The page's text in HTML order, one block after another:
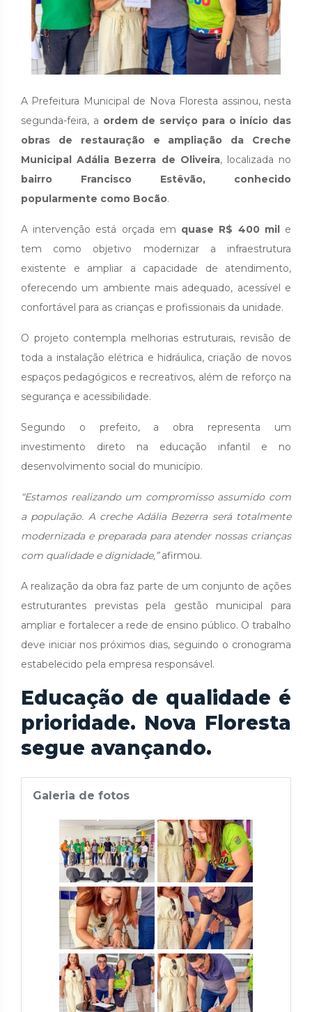
A Prefeitura Municipal de Nova Floresta assinou, nesta
segunda-feira, a ordem de serviço para o início das
obras de restauração e ampliação da Creche
Municipal Adália Bezerra de Oliveira, localizada no
bairro Francisco Estêvão, conhecido
popularmente como Bocão.
A intervenção está orçada em quase R$ 400 mile
tem como objetivo modernizar a infraestrutura
existente e ampliar a capacidade de atendimento,
oferecendo um ambiente mais adequado, acessível e
confortável para as crianças e profissionais da unidade.
O projeto contempla melhorias estruturais, revisão de
toda a instalação elétrica e hidráulica, criação de novos
espaços pedagógicos e recreativos, além de reforço na
segurança e acessibilidade.
Segundo o prefeito, a obra representa um
investimento direto na educação infantil e no
desenvolvimento social do município.
“Estamos realizando um compromisso assumido com
a população. A creche Adália Bezerra será totalmente
modernizada e preparada para atender nossas crianças
com qualidade e dignidade,”afirmou.
A realização da obra faz parte de um conjunto de ações
estruturantes previstas pela gestão municipal para
ampliar e fortalecer a rede de ensino público. O trabalho
deve iniciar nos próximos dias, seguindo o cronograma
estabelecido pela empresa responsável.
Educação de qualidade é
prioridade. Nova Floresta
segue avançando.
Galeria de fotos